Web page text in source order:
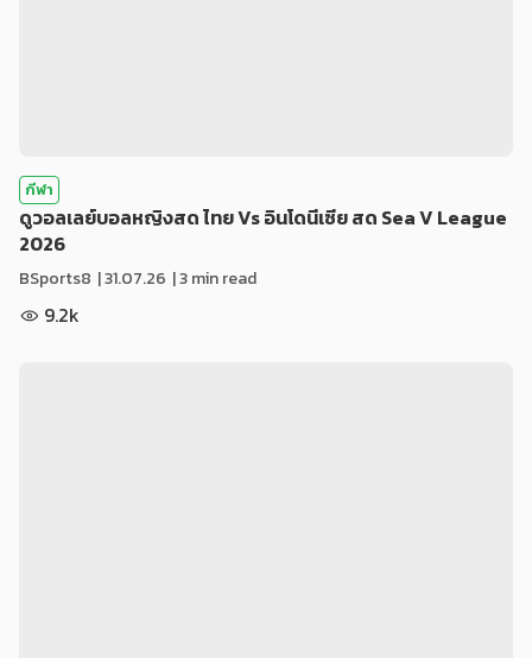
กีฬา
ดูวอลเลย์บอลหญิงสด ไทย Vs อินโดนีเซีย สด Sea V League
2026
BSports8 |31.07.26 | 3 min read
9.2k